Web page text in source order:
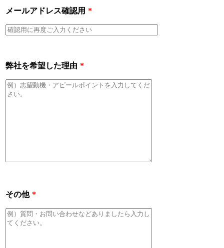
メールアドレス確認用 *
弊社を希望した理由 *
その他 *